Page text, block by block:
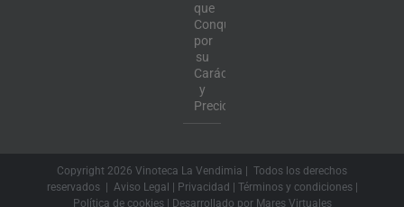
que
Conquista
por
su
Carácter
y
Precio
Copyright 2026 Vinoteca La Vendimia | Todos los derechos
reservados | Aviso Legal Privacidad Términos y condiciones|
Política de cookies| Desarrollado por Mares Virtuales